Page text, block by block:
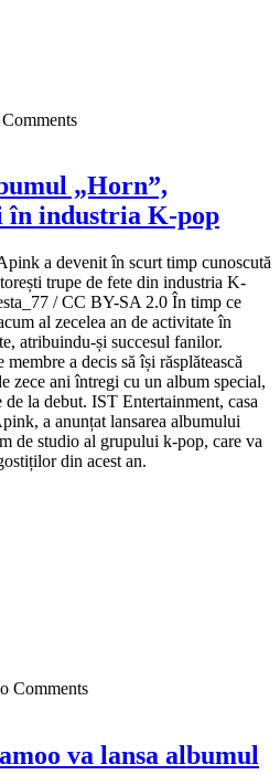
„Horn”,
în industria K-pop
a devenit în scurt timp cunoscută
trupe de fete din industria K-
/ CC BY-SA 2.0 În timp ce
al zecelea an de activitate în
atribuindu-și succesul fanilor.
a decis să își răsplătească
zece ani întregi cu un album special,
de la debut. IST Entertainment, casa
a anunțat lansarea albumului
de studio al grupului k-pop, care va
din acest an.
Comments
va lansa albumul